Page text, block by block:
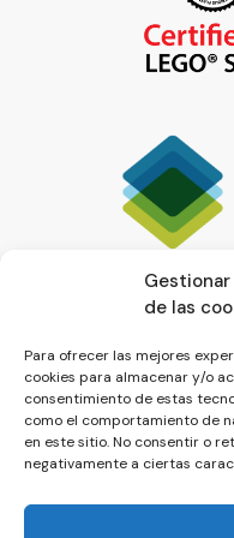
de las
Para ofrecer las mejores
cookies para almacenar y/o
consentimiento de estas
como el comportamiento de
en este sitio. No consentir o
negativamente a ciertas